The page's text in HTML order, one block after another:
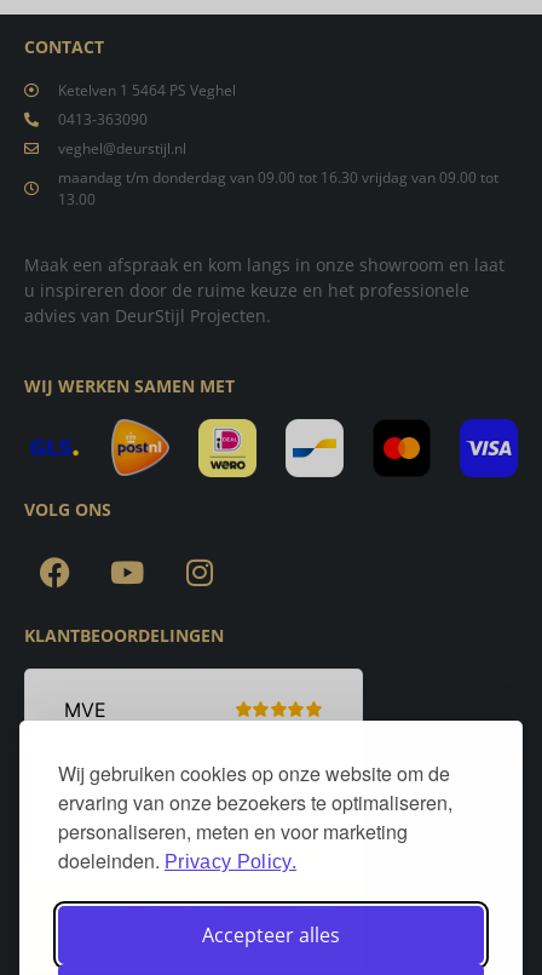
Wij gebruiken cookies op onze website om de
ervaring van onze bezoekers te optimaliseren,
personaliseren, meten en voor marketing
doeleinden. Privacy Policy.
Accepteer alles
CONTACT
Ketelven 1 5464 PS Veghel
0413-363090
veghel@deurstijl.nl
maandag t/m donderdag van 09.00 tot 16.30 vrijdag van 09.00 tot
13.00
Maak een afspraak en kom langs in onze showroom en laat
u inspireren door de ruime keuze en het professionele
advies van DeurStijl Projecten.
WIJ WERKEN SAMEN MET
VOLG ONS
KLANTBEOORDELINGEN